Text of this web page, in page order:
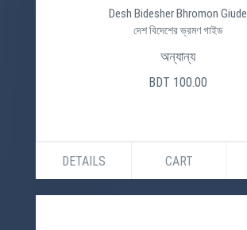
Desh Bidesher Bhromon Giude
দেশ বিদেশের ভ্রমণ গাইড
অন্যান্য
BDT 100.00
DETAILS CART